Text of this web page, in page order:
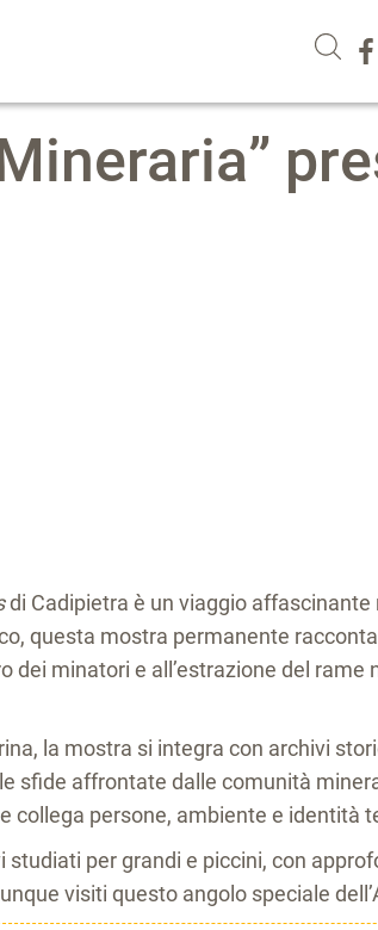
di Cadipietra è un viaggio affascinante
questa mostra permanente
minatori e all’estrazione del rame
la mostra si integra con archivi
sfide affrontate dalle comunità
collega persone, ambiente e identità
per grandi e piccini, con
visiti questo angolo speciale